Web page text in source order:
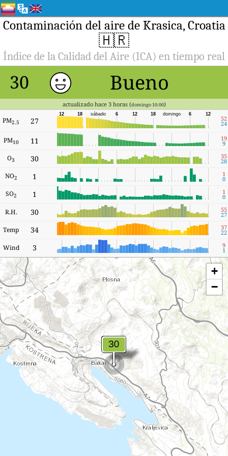
Contaminación del aire de Krasica, Croatia
🇭🇷
Índice de la Calidad del Aire (ICA) en tiempo real
30 Bueno
actualizado hace 3 horas (domingo 10:00)
PM2.5 27
12
6
domingo
18
12
6
sábado
18
12
52
24
PM10 11 19
9
O3 30 35
28
NO2 1 1
0
SO2 1 1
0
R.H. 30 55
27
Temp 34 37
22
Wind 3 9
1
+
−